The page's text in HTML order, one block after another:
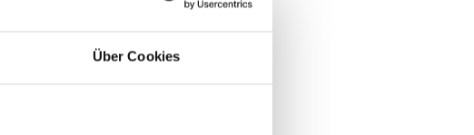
Über Cookies
| 17 Außenkabinen
36 Passagiere
22 Personen